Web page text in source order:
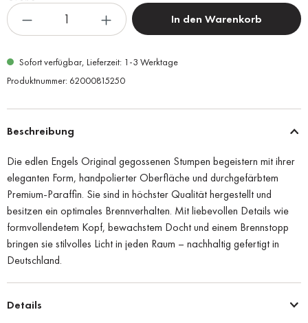
In den Warenkorb
Sofort verfügbar, Lieferzeit: 1-3 Werktage
Produktnummer: 62000815250
Beschreibung
Die edlen Engels Original gegossenen Stumpen begeistern mit ihrer
eleganten Form, handpolierter Oberfläche und durchgefärbtem
Premium-Paraffin. Sie sind in höchster Qualität hergestellt und
besitzen ein optimales Brennverhalten. Mit liebevollen Details wie
formvollendetem Kopf, bewachstem Docht und einem Brennstopp
bringen sie stilvolles Licht in jeden Raum – nachhaltig gefertigt in
Deutschland.
Details